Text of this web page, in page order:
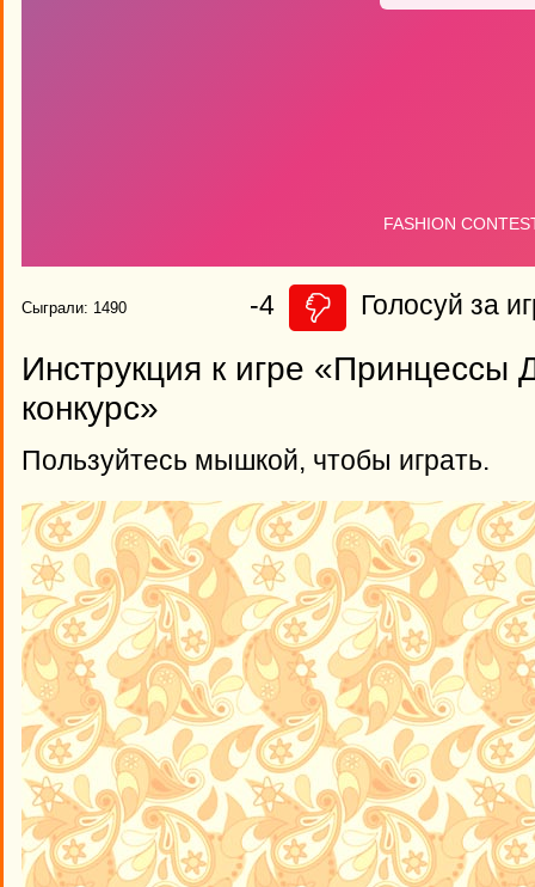
Сыграли: 1490 -4 Голосуй за
Инструкция к игре
конкурс»
Пользуйтесь мышкой, чтобы играть.